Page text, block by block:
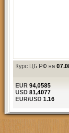
Курс ЦБ РФ на
EUR 94,0585
USD 81,4077
EUR/USD 1.16